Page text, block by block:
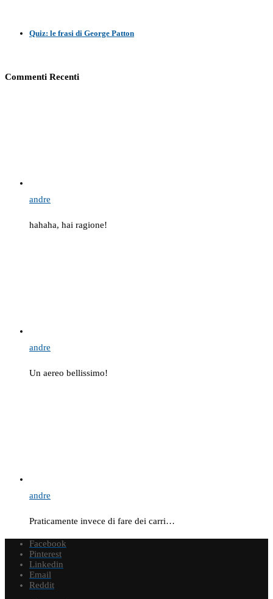
Quiz: le frasi di George Patton
Commenti Recenti
andre
hahaha, hai ragione!
andre
Un aereo bellissimo!
andre
Praticamente invece di fare dei carri…
Facebook
Pinterest
Linkedin
Email
Reddit